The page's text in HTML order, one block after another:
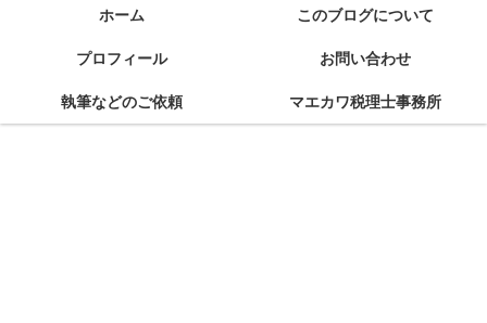
ホーム このブログについて
プロフィール お問い合わせ
執筆などのご依頼 マエカワ税理士事務所